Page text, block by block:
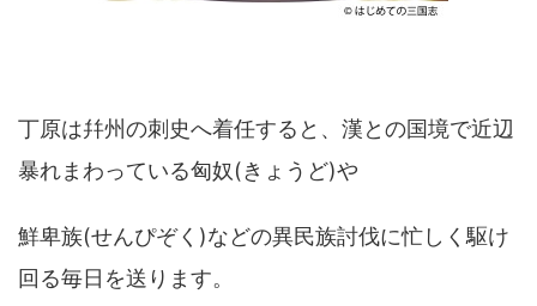
丁原は幷州の刺史へ着任すると、漢との国境で近辺
暴れまわっている匈奴(きょうど)や
鮮卑族(せんぴぞく)などの異民族討伐に忙しく駆け
回る毎日を送ります。